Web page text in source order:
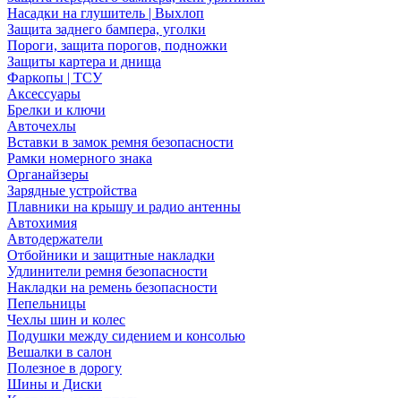
Насадки на глушитель | Выхлоп
Защита заднего бампера, уголки
Пороги, защита порогов, подножки
Защиты картера и днища
Фаркопы | ТСУ
Аксессуары
Брелки и ключи
Авточехлы
Вставки в замок ремня безопасности
Рамки номерного знака
Органайзеры
Зарядные устройства
Плавники на крышу и радио антенны
Автохимия
Автодержатели
Отбойники и защитные накладки
Удлинители ремня безопасности
Накладки на ремень безопасности
Пепельницы
Чехлы шин и колес
Подушки между сидением и консолью
Вешалки в салон
Полезное в дорогу
Шины и Диски